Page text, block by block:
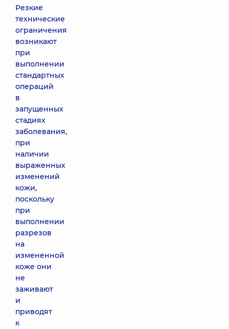
Резкие
технические
ограничения
возникают
при
выполнении
стандартных
операций
в
запущенных
стадиях
заболевания,
при
наличии
выраженных
изменений
кожи,
поскольку
при
выполнении
разрезов
на
измененной
коже они
не
заживают
и
приводят
к